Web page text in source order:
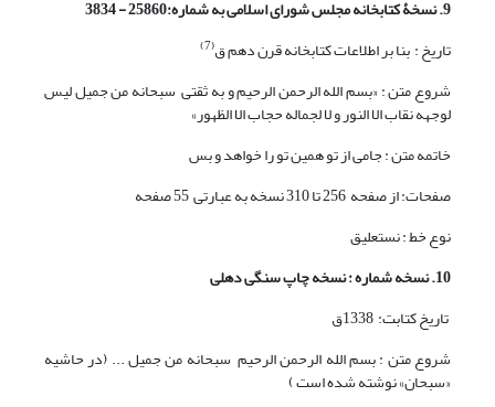
9. نسخۀ کتابخانه مجلس شورای اسلامی به شماره:25860 - 3834
تاریخ : بنا بر اطلاعات کتابخانه قرن دهم ق(7)
شروع متن : «بسم الله الرحمن الرحیم و به ثقتی سبحانه من جمیل لیس
لوجهه نقاب الا النور و لا لجماله حجاب الا الظهور»
خاتمه متن : جامی از تو همین تو را خواهد و بس
صفحات: از صفحه 256 تا 310 نسخه به عبارتی 55 صفحه
نوع خط : نستعلیق
10. نسخه شماره : نسخه چاپ سنگی دهلی
تاریخ کتابت: 1338ق
شروع متن : بسم الله الرحمن الرحیم سبحانه من جمیل ... (در حاشیه
«سبحان» نوشته شده است )